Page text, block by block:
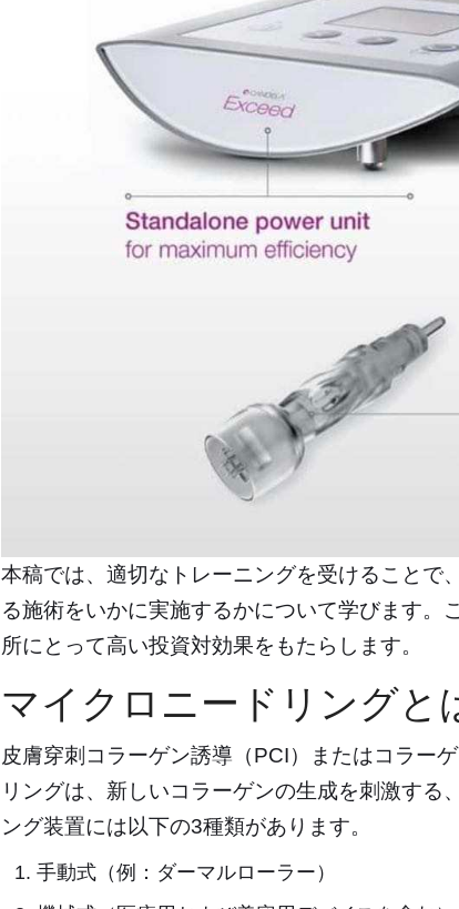
本稿では、適切なトレーニングを受けることで
る施術をいかに実施するかについて学びます。
所にとって高い投資対効果をもたらします。
マイクロニードリングと
皮膚穿刺コラーゲン誘導（PCI）またはコラー
リングは、新しいコラーゲンの生成を刺激する
ング装置には以下の3種類があります。
手動式（例：ダーマルローラー）